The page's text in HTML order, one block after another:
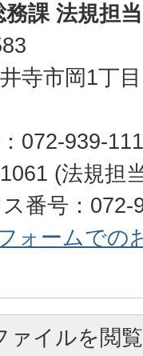
課 法規担当
寺市岡1丁
072-939-
(法規担
番号：072-
ォームでの
ァイルを閲